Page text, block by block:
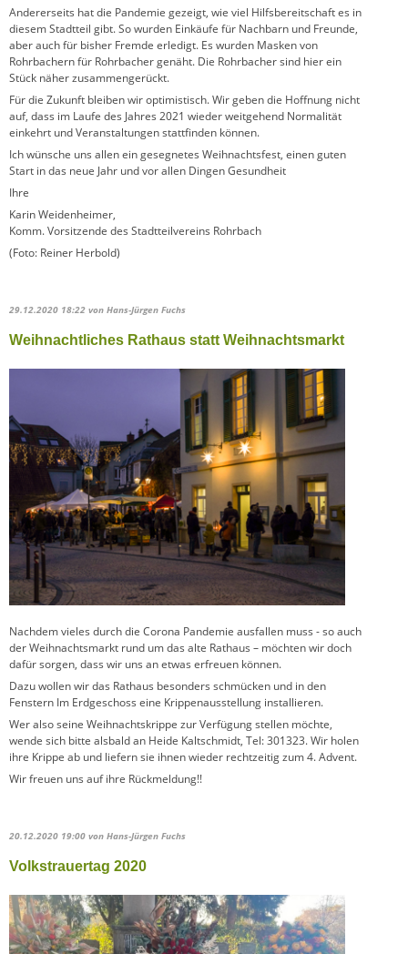
Andererseits hat die Pandemie gezeigt, wie viel Hilfsbereitschaft es in
diesem Stadtteil gibt. So wurden Einkäufe für Nachbarn und Freunde,
aber auch für bisher Fremde erledigt. Es wurden Masken von
Rohrbachern für Rohrbacher genäht. Die Rohrbacher sind hier ein
Stück näher zusammengerückt.
Für die Zukunft bleiben wir optimistisch. Wir geben die Hoffnung nicht
auf, dass im Laufe des Jahres 2021 wieder weitgehend Normalität
einkehrt und Veranstaltungen stattfinden können.
Ich wünsche uns allen ein gesegnetes Weihnachtsfest, einen guten
Start in das neue Jahr und vor allen Dingen Gesundheit
Ihre
Karin Weidenheimer,
Komm. Vorsitzende des Stadtteilvereins Rohrbach
(Foto: Reiner Herbold)
29.12.2020 18:22 von Hans-Jürgen Fuchs
Weihnachtliches Rathaus statt Weihnachtsmarkt
Nachdem vieles durch die Corona Pandemie ausfallen muss - so auch
der Weihnachtsmarkt rund um das alte Rathaus – möchten wir doch
dafür sorgen, dass wir uns an etwas erfreuen können.
Dazu wollen wir das Rathaus besonders schmücken und in den
Fenstern Im Erdgeschoss eine Krippenausstellung installieren.
Wer also seine Weihnachtskrippe zur Verfügung stellen möchte,
wende sich bitte alsbald an Heide Kaltschmidt, Tel: 301323. Wir holen
ihre Krippe ab und liefern sie ihnen wieder rechtzeitig zum 4. Advent.
Wir freuen uns auf ihre Rückmeldung!!
20.12.2020 19:00 von Hans-Jürgen Fuchs
Volkstrauertag 2020